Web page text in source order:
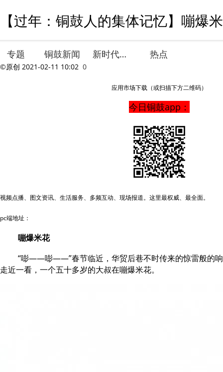
【过年：铜鼓人的集体记忆】嘣爆
专题 铜鼓新闻 新时代文明实践 热点
©原创 2021-02-11 10:02 0
应用市场下载（或扫描下方二维码）
今日铜鼓app：
视频点播、图文资讯、生活服务、多频互动、现场报道。这里最权威、最全面。
pc端地址：
嘣爆米花
“嘭——嘭——”春节临近，华贸后巷不时传来的惊雷般的
走近一看，一个五十多岁的大叔在嘣爆米花。